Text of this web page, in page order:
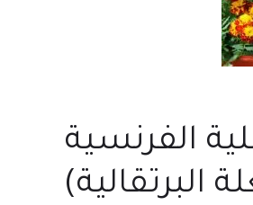
الفرنسية
البرتقالية)